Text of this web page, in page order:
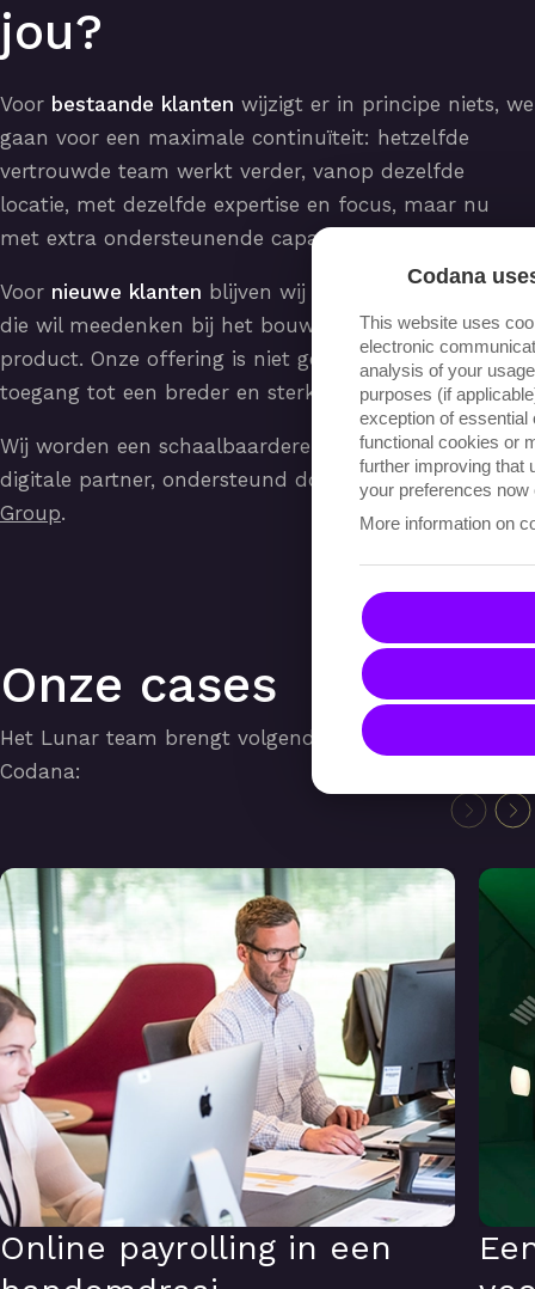
jou?
Voor bestaande klanten wijzigt er in principe niets, we
gaan voor een maximale continuïteit: hetzelfde
vertrouwde team werkt verder, vanop dezelfde
locatie, met dezelfde expertise en focus, maar nu
met extra ondersteunende capaciteit.
Voor nieuwe klanten blijven wij nog steeds de partner
die wil meedenken bij het bouwen van jouw digitaal
product. Onze offering is niet gewijzigd, én je krijgt
toegang tot een breder en sterker serviceaanbod.
Wij worden een schaalbaardere en krachtigere
digitale partner, ondersteund door
The Digitals
Group.
Onze cases
Het Lunar team brengt volgende expertise binnen bij
Codana:
Online payrolling in een
Online payrolling in een handomdraai Een
Codana
This website uses
electronic
analysis of your
purposes (if
exception of
functional cookies or
further improving that
your preferences now
More information on